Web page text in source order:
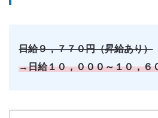
日給９，７７０円（昇給あり）
→日給１０，０００～１０，６